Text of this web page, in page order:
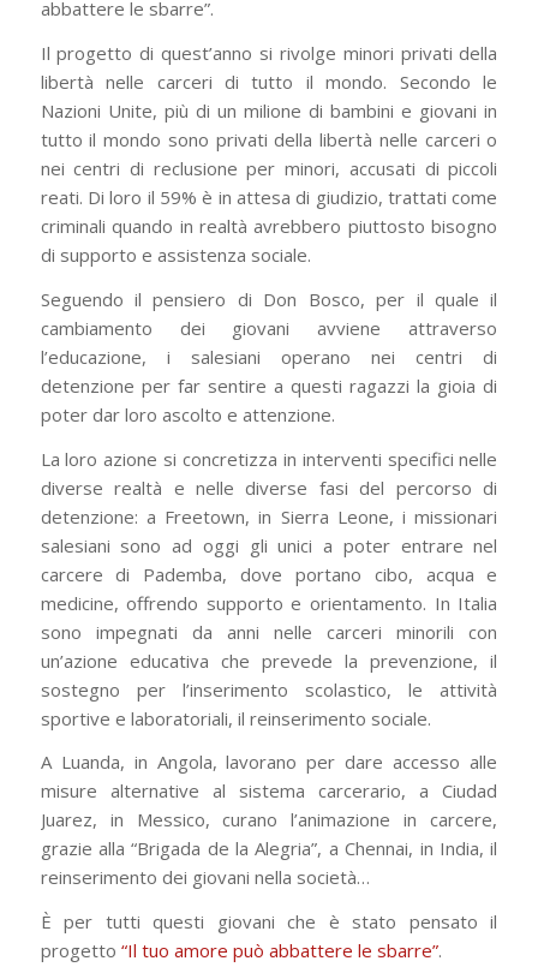
abbattere le sbarre”.
Il progetto di quest’anno si rivolge minori privati della
libertà nelle carceri di tutto il mondo. Secondo le
Nazioni Unite, più di un milione di bambini e giovani in
tutto il mondo sono privati della libertà nelle carceri o
nei centri di reclusione per minori, accusati di piccoli
reati. Di loro il 59% è in attesa di giudizio, trattati come
criminali quando in realtà avrebbero piuttosto bisogno
di supporto e assistenza sociale.
Seguendo il pensiero di Don Bosco, per il quale il
cambiamento dei giovani avviene attraverso
l’educazione, i salesiani operano nei centri di
detenzione per far sentire a questi ragazzi la gioia di
poter dar loro ascolto e attenzione.
La loro azione si concretizza in interventi specifici nelle
diverse realtà e nelle diverse fasi del percorso di
detenzione: a Freetown, in Sierra Leone, i missionari
salesiani sono ad oggi gli unici a poter entrare nel
carcere di Pademba, dove portano cibo, acqua e
medicine, offrendo supporto e orientamento. In Italia
sono impegnati da anni nelle carceri minorili con
un’azione educativa che prevede la prevenzione, il
sostegno per l’inserimento scolastico, le attività
sportive e laboratoriali, il reinserimento sociale.
A Luanda, in Angola, lavorano per dare accesso alle
misure alternative al sistema carcerario, a Ciudad
Juarez, in Messico, curano l’animazione in carcere,
grazie alla “Brigada de la Alegria”, a Chennai, in India, il
reinserimento dei giovani nella società…
È per tutti questi giovani che è stato pensato il
progetto “Il tuo amore può abbattere le sbarre”.